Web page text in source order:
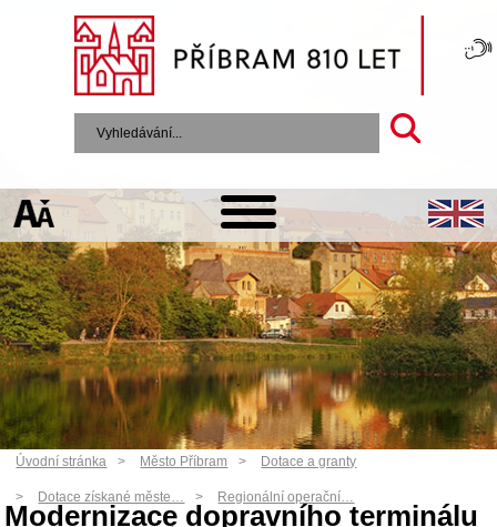
Úvodní stránka Město Příbram Dotace a granty
Dotace získané měste… Regionální operační…
Modernizace dopravního terminálu